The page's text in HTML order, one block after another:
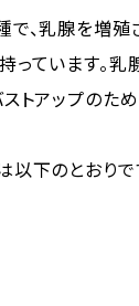
、乳腺を増殖
っています。
トアップのた
下のとおりで